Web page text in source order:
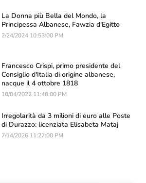
La Donna più Bella del Mondo, la
Principessa Albanese, Fawzia d'Egitto
2/24/2024 10:53:00 PM
Francesco Crispi, primo presidente del
Consiglio d'Italia di origine albanese,
nacque il 4 ottobre 1818
10/04/2022 11:40:00 PM
Irregolarità da 3 milioni di euro alle Poste
di Durazzo: licenziata Elisabeta Mataj
7/14/2026 11:27:00 PM